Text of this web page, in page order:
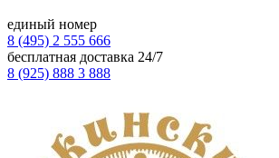
единый номер
8 (495) 2 555 666
бесплатная доставка 24/7
8 (925) 888 3 888